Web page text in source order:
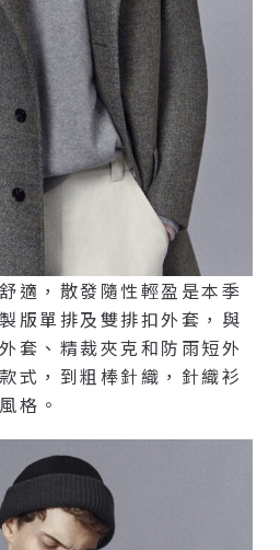
適，散發隨性輕盈是本季
版單排及雙排扣外套，與
套、精裁夾克和防雨短外
式，到粗棒針織，針織衫
格。